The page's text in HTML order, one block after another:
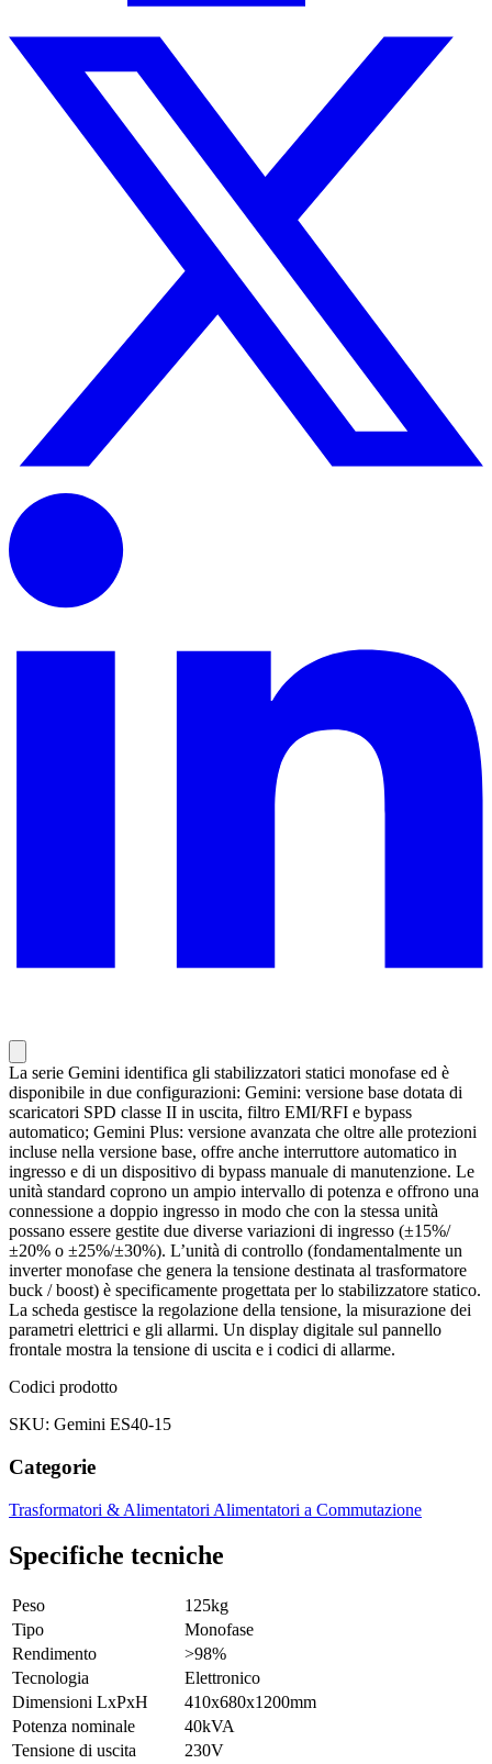
La serie Gemini identifica gli stabilizzatori statici monofase ed è
disponibile in due configurazioni: Gemini: versione base dotata di
scaricatori SPD classe II in uscita, filtro EMI/RFI e bypass
automatico; Gemini Plus: versione avanzata che oltre alle protezioni
incluse nella versione base, offre anche interruttore automatico in
ingresso e di un dispositivo di bypass manuale di manutenzione. Le
unità standard coprono un ampio intervallo di potenza e offrono una
connessione a doppio ingresso in modo che con la stessa unità
possano essere gestite due diverse variazioni di ingresso (±15%/
±20% o ±25%/±30%). L’unità di controllo (fondamentalmente un
inverter monofase che genera la tensione destinata al trasformatore
buck / boost) è specificamente progettata per lo stabilizzatore statico.
La scheda gestisce la regolazione della tensione, la misurazione dei
parametri elettrici e gli allarmi. Un display digitale sul pannello
frontale mostra la tensione di uscita e i codici di allarme.
Codici prodotto
SKU: Gemini ES40-15
Categorie
Trasformatori & Alimentatori Alimentatori a Commutazione
Specifiche tecniche
Peso
125kg
Tipo
Monofase
Rendimento
>98%
Tecnologia
Elettronico
Dimensioni LxPxH
410x680x1200mm
Potenza nominale
40kVA
Tensione di uscita
230V